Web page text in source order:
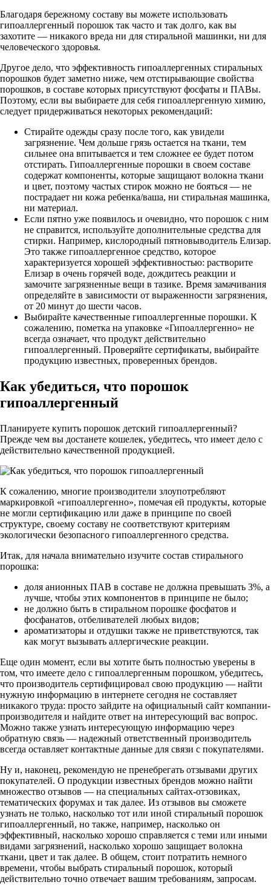
Благодаря бережному составу вы можете использовать
гипоаллергенный порошок так часто и так долго, как вы
захотите — никакого вреда ни для стиральной машинки, ни для
человеческого здоровья.
Другое дело, что эффективность гипоаллергенных стиральных
порошков будет заметно ниже, чем отстирывающие свойства
порошков, в составе которых присутствуют фосфаты и ПАВы.
Поэтому, если вы выбираете для себя гипоаллергенную химию,
следует придерживаться некоторых рекомендаций:
Стирайте одежды сразу после того, как увидели
загрязнение. Чем дольше грязь остается на ткани, тем
сильнее она впитывается и тем сложнее ее будет потом
отстирать. Гипоаллергенные порошки в своем составе
содержат компоненты, которые защищают волокна ткани
и цвет, поэтому частых стирок можно не бояться — не
пострадает ни кожа ребенка/ваша, ни стиральная машинка,
ни материал.
Если пятно уже появилось и очевидно, что порошок с ним
не справится, используйте дополнительные средства для
стирки. Например, кислородный пятновыводитель Елизар.
Это также гипоаллергенное средство, которое
характеризуется хорошей эффективностью: растворите
Елизар в очень горячей воде, дождитесь реакции и
замочите загрязненные вещи в тазике. Время замачивания
определяйте в зависимости от выраженности загрязнения,
от 20 минут до шести часов.
Выбирайте качественные гипоаллергенные порошки. К
сожалению, пометка на упаковке «Гипоаллергенно» не
всегда означает, что продукт действительно
гипоаллергенный. Проверяйте сертификаты, выбирайте
продукцию известных, проверенных брендов.
Как убедиться, что порошок
гипоаллергенный
Планируете купить порошок детский гипоаллергенный?
Прежде чем вы достанете кошелек, убедитесь, что имеет дело с
действительно качественной продукцией.
К сожалению, многие производители злоупотребляют
маркировкой «гипоаллергенно», помечая ей продукты, которые
не могли сертификацию или даже в принципе по своей
структуре, своему составу не соответствуют критериям
экологически безопасного гипоаллергенного средства.
Итак, для начала внимательно изучите состав стирального
порошка:
доля анионных ПАВ в составе не должна превышать 3%, а
лучше, чтобы этих компонентов в принципе не было;
не должно быть в стиральном порошке фосфатов и
фосфанатов, отбеливателей любых видов;
ароматизаторы и отдушки также не приветствуются, так
как могут вызывать аллергические реакции.
Еще один момент, если вы хотите быть полностью уверены в
том, что имеете дело с гипоаллергенным порошком, убедитесь,
что производитель сертифицировал свою продукцию — найти
нужную информацию в интернете сегодня не составляет
никакого труда: просто зайдите на официальный сайт компании-
производителя и найдите ответ на интересующий вас вопрос.
Можно также узнать интересующую информацию через
обратную связь — надежный ответственный производитель
всегда оставляет контактные данные для связи с покупателями.
Ну и, наконец, рекомендую не пренебрегать отзывами других
покупателей. О продукции известных брендов можно найти
множество отзывов — на специальных сайтах-отзовиках,
тематических форумах и так далее. Из отзывов вы сможете
узнать не только, насколько тот или иной стиральный порошок
гипоаллергенный, но также, например, насколько он
эффективный, насколько хорошо справляется с теми или иными
видами загрязнений, насколько хорошо защищает волокна
ткани, цвет и так далее. В общем, стоит потратить немного
времени, чтобы выбрать стиральный порошок, который
действительно точно отвечает вашим требованиям, запросам.